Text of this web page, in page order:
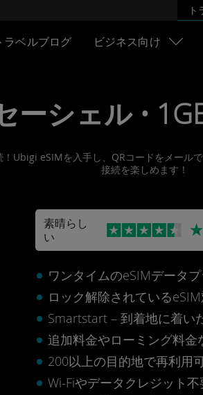
ラベルブログ ビジネス向け
ーシェル •
Ubigi eSIMを入手し、QRコードをメール
接続を楽しめます！
素晴らし
い
ワンタイムのeSIMデータプ
ロック解除されている
Smartstart – 到着地に着い
追加料金やローミング料金
200以上の目的地で再利用
Wi-Fiやデータクレジット